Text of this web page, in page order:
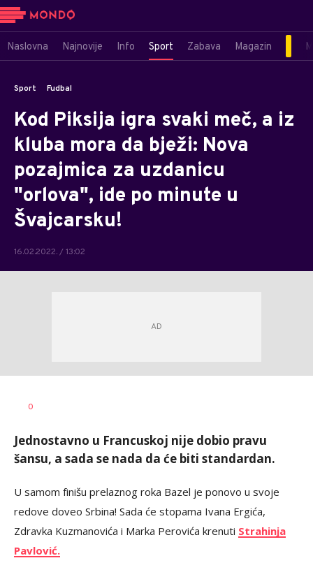
Naslovna Najnovije Info Sport Zabava Magazin
Sport Fudbal
Kod Piksija igra svaki meč, a iz
kluba mora da bježi: Nova
pozajmica za uzdanicu
"orlova", ide po minute u
Švajcarsku!
16.02.2022. / 13:02
AUTOR
0
Jednostavno u Francuskoj nije dobio pravu
šansu, a sada se nada da će biti standardan.
U samom finišu prelaznog roka Bazel je ponovo u svoje
redove doveo Srbina! Sada će stopama Ivana Ergića,
Zdravka Kuzmanovića i Marka Perovića krenuti Strahinja
Pavlović.